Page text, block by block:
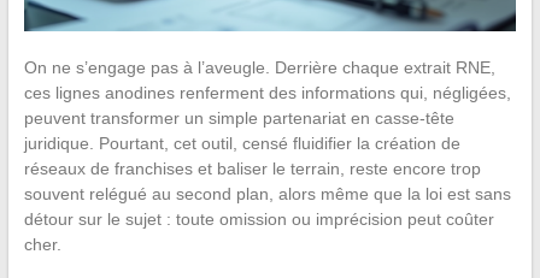
On ne s’engage pas à l’aveugle. Derrière chaque extrait RNE,
ces lignes anodines renferment des informations qui, négligées,
peuvent transformer un simple partenariat en casse-tête
juridique. Pourtant, cet outil, censé fluidifier la création de
réseaux de franchises et baliser le terrain, reste encore trop
souvent relégué au second plan, alors même que la loi est sans
détour sur le sujet : toute omission ou imprécision peut coûter
cher.